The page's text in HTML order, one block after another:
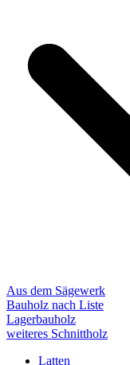
Aus dem Sägewerk
Bauholz nach Liste
Lagerbauholz
weiteres Schnittholz
Latten